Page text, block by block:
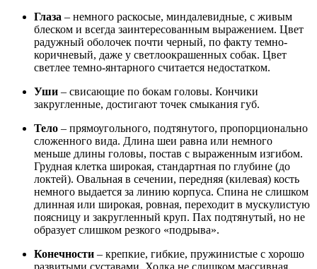
Глаза – немного раскосые, миндалевидные, с живым
блеском и всегда заинтересованным выражением. Цвет
радужный оболочек почти черный, по факту темно-
коричневый, даже у светлоокрашенных собак. Цвет
светлее темно-янтарного считается недостатком.
Уши – свисающие по бокам головы. Кончики
закругленные, достигают точек смыкания губ.
Тело – прямоугольного, подтянутого, пропорционально
сложенного вида. Длина шеи равна или немного
меньше длины головы, постав с выраженным изгибом.
Грудная клетка широкая, стандартная по глубине (до
локтей). Овальная в сечении, передняя (килевая) кость
немного выдается за линию корпуса. Спина не слишком
длинная или широкая, ровная, переходит в мускулистую
поясницу и закругленный круп. Пах подтянутый, но не
образует слишком резкого «подрыва».
Конечности – крепкие, гибкие, пружинистые с хорошо